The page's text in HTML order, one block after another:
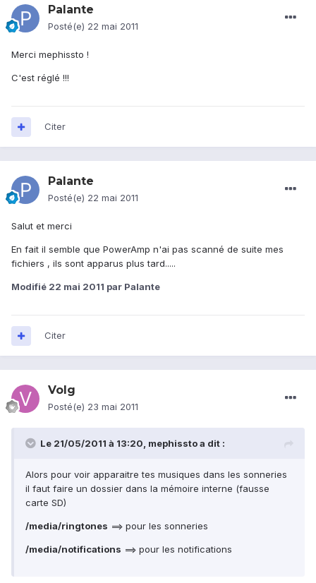
Palante
Posté(e) 22 mai 2011
Merci mephissto !
C'est réglé !!!
Citer
Palante
Posté(e) 22 mai 2011
Salut et merci
En fait il semble que PowerAmp n'ai pas scanné de suite mes
fichiers , ils sont apparus plus tard.....
Modifié 22 mai 2011 par Palante
Citer
Volg
Posté(e) 23 mai 2011
Le 21/05/2011 à 13:20, mephissto a dit :
Alors pour voir apparaitre tes musiques dans les sonneries
il faut faire un dossier dans la mémoire interne (fausse
carte SD)
/media/ringtones ==> pour les sonneries
/media/notifications ==> pour les notifications